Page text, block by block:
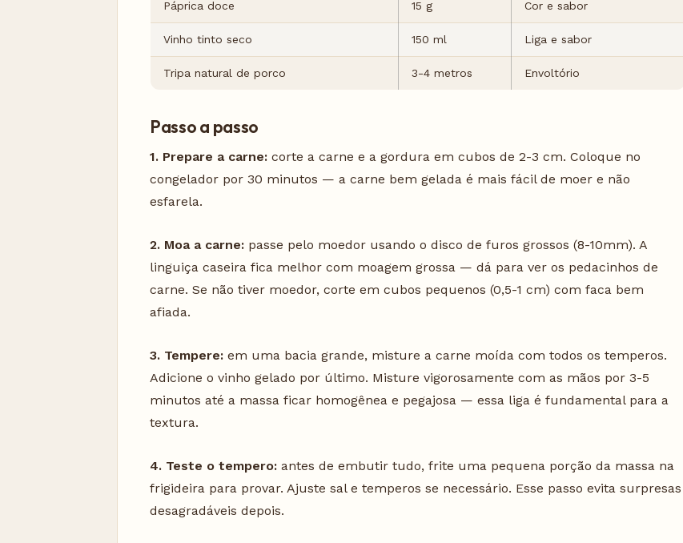
Páprica doce 15 g Cor e sabor
Vinho tinto seco 150 ml Liga e sabor
Tripa natural de porco 3-4 metros Envoltório
Passo a passo
1. Prepare a carne: corte a carne e a gordura em cubos de 2-3 cm. Coloque no
congelador por 30 minutos — a carne bem gelada é mais fácil de moer e não
esfarela.
2. Moa a carne: passe pelo moedor usando o disco de furos grossos (8-10mm). A
linguiça caseira fica melhor com moagem grossa — dá para ver os pedacinhos de
carne. Se não tiver moedor, corte em cubos pequenos (0,5-1 cm) com faca bem
afiada.
3. Tempere: em uma bacia grande, misture a carne moída com todos os temperos.
Adicione o vinho gelado por último. Misture vigorosamente com as mãos por 3-5
minutos até a massa ficar homogênea e pegajosa — essa liga é fundamental para a
textura.
4. Teste o tempero: antes de embutir tudo, frite uma pequena porção da massa na
frigideira para provar. Ajuste sal e temperos se necessário. Esse passo evita surpresas
desagradáveis depois.